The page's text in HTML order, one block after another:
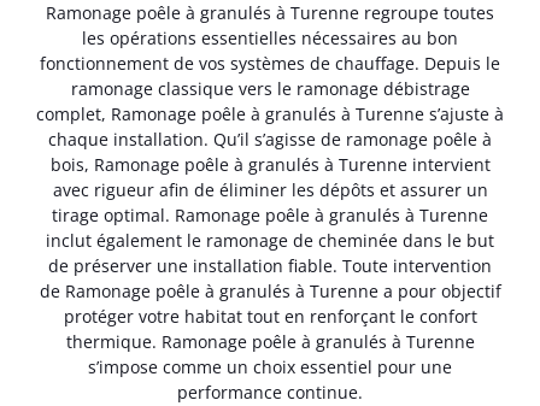
Ramonage poêle à granulés à Turenne regroupe toutes
les opérations essentielles nécessaires au bon
fonctionnement de vos systèmes de chauffage. Depuis le
ramonage classique vers le ramonage débistrage
complet, Ramonage poêle à granulés à Turenne s’ajuste à
chaque installation. Qu’il s’agisse de ramonage poêle à
bois, Ramonage poêle à granulés à Turenne intervient
avec rigueur afin de éliminer les dépôts et assurer un
tirage optimal. Ramonage poêle à granulés à Turenne
inclut également le ramonage de cheminée dans le but
de préserver une installation fiable. Toute intervention
de Ramonage poêle à granulés à Turenne a pour objectif
protéger votre habitat tout en renforçant le confort
thermique. Ramonage poêle à granulés à Turenne
s’impose comme un choix essentiel pour une
performance continue.